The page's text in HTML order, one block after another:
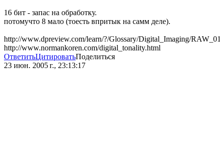
16 бит - запас на обработку.
потомучто 8 мало (тоесть впритык на самм деле).
http://www.dpreview.com/learn/?/Glossary/Digital_Imaging/
http://www.normankoren.com/digital_tonality.html
ОтветитьЦитироватьПоделиться
23 июн. 2005 г., 23:13:17